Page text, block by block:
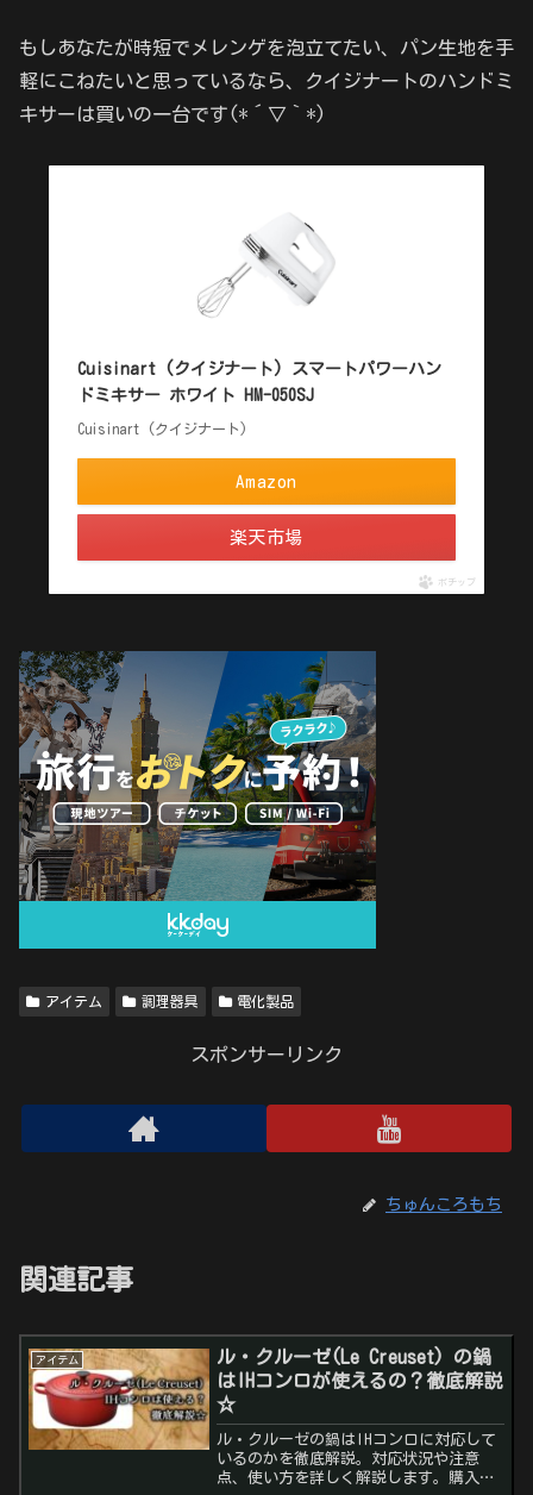
もしあなたが時短でメレンゲを泡立てたい、パン生地を手
軽にこねたいと思っているなら、クイジナートのハンドミ
キサーは買いの一台です(*´▽｀*)
Cuisinart (クイジナート) スマートパワーハン
ドミキサー ホワイト HM-050SJ
Cuisinart (クイジナート)
Amazon
楽天市場
ポチップ
アイテム 調理器具 電化製品
スポンサーリンク
ちゅんころもち
関連記事
アイテム
ル・クルーゼ(Le Creuset) の鍋
はIHコンロが使えるの？徹底解説
☆
ル・クルーゼの鍋はIHコンロに対応して
いるのかを徹底解説。対応状況や注意
点、使い方を詳しく解説します。購入前